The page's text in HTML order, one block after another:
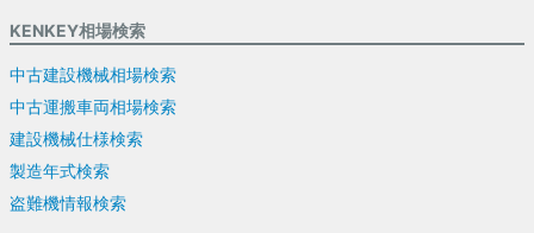
KENKEY相場検索
中古建設機械相場検索
中古運搬車両相場検索
建設機械仕様検索
製造年式検索
盗難機情報検索